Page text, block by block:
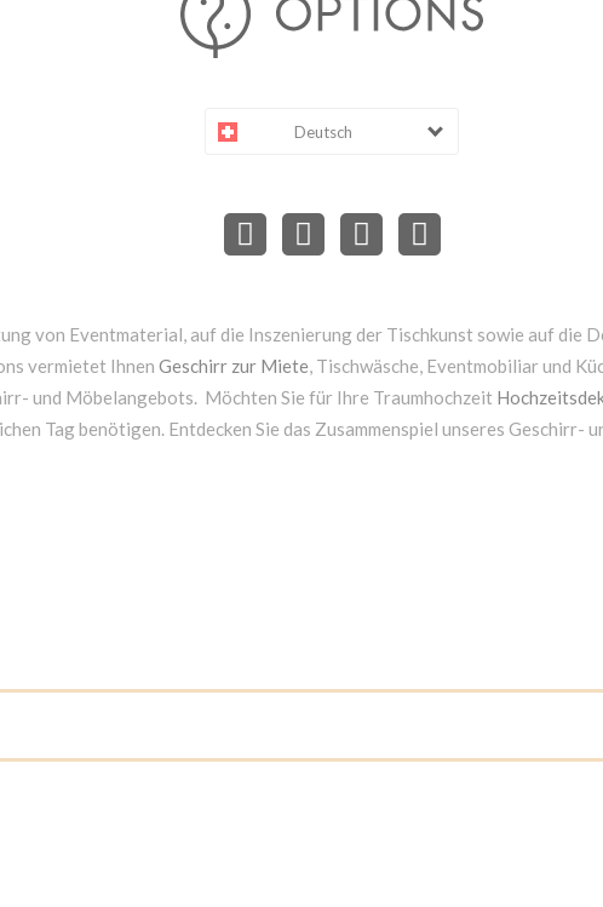
Deutsch
von Eventmaterial, auf die Inszenierung der Tischkunst sowie auf die
vermietet Ihnen Geschirr zur Miete, Tischwäsche, Eventmobiliar und
und Möbelangebots. Möchten Sie für Ihre Traumhochzeit
Tag benötigen. Entdecken Sie das Zusammenspiel unseres Geschirr-